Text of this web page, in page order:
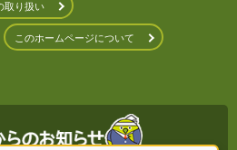
取り扱い
このホームページについて